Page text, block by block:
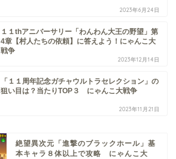
2023年6月24日
１１thアニバーサリー「わんわん大王の野望」第
4章【村人たちの依頼】に答えよう！にゃんこ大
戦争
2023年12月14日
「１１周年記念ガチャウルトラセレクション」の
狙い目は？当たりTOP３ にゃんこ大戦争
2023年11月21日
絶望異次元「進撃のブラックホール」基
本キャラ８体以上で攻略 にゃんこ大